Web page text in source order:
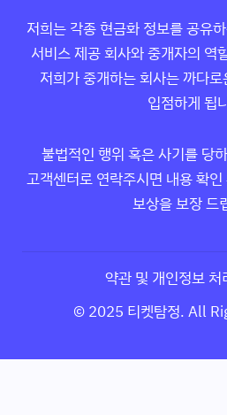
저희는 각종 현금화 정보를 공유
서비스 제공 회사와 중개자의 역
저희가 중개하는 회사는 까다
입점하게 됩
불법적인 행위 혹은 사기를 당
고객센터로 연락주시면 내용 확
보상을 보장 드
약관 및 개인정보 처
© 2025 티켓탐정. All